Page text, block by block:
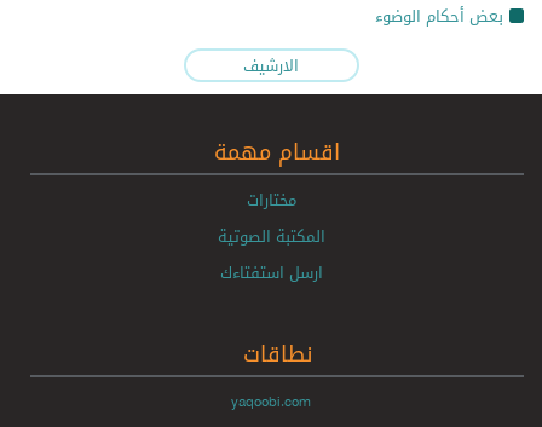
بعض أحكام الوضوء
الارشيف
اقسام مهمة
مختارات
المكتبة الصوتية
ارسل استفتاءك
نطاقات
yaqoobi.com